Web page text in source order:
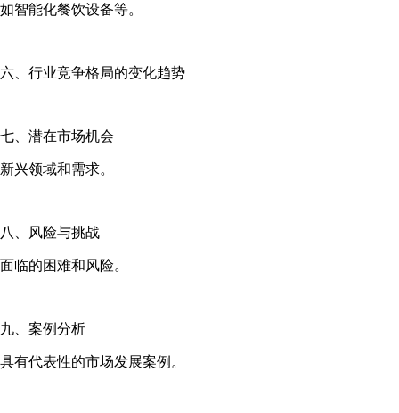
如智能化餐饮设备等。
六、行业竞争格局的变化趋势
七、潜在市场机会
新兴领域和需求。
八、风险与挑战
面临的困难和风险。
九、案例分析
具有代表性的市场发展案例。